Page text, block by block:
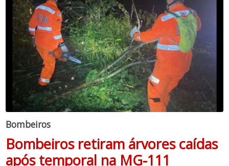
Bombeiros
Bombeiros retiram árvores caídas
após temporal na MG-111